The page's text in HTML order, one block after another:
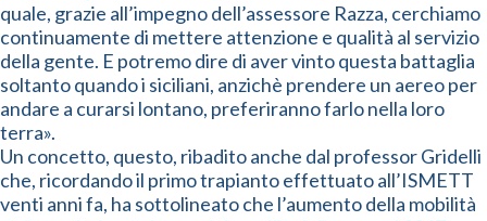
quale, grazie all’impegno dell’assessore Razza, cerchiamo
continuamente di mettere attenzione e qualità al servizio
della gente. E potremo dire di aver vinto questa battaglia
soltanto quando i siciliani, anzichè prendere un aereo per
andare a curarsi lontano, preferiranno farlo nella loro
terra».
Un concetto, questo, ribadito anche dal professor Gridelli
che, ricordando il primo trapianto effettuato all’ISMETT
venti anni fa, ha sottolineato che l’aumento della mobilità